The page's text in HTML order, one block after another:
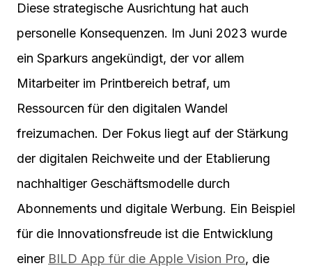
Diese strategische Ausrichtung hat auch
personelle Konsequenzen. Im Juni 2023 wurde
ein Sparkurs angekündigt, der vor allem
Mitarbeiter im Printbereich betraf, um
Ressourcen für den digitalen Wandel
freizumachen. Der Fokus liegt auf der Stärkung
der digitalen Reichweite und der Etablierung
nachhaltiger Geschäftsmodelle durch
Abonnements und digitale Werbung. Ein Beispiel
für die Innovationsfreude ist die Entwicklung
einer BILD App für die Apple Vision Pro, die